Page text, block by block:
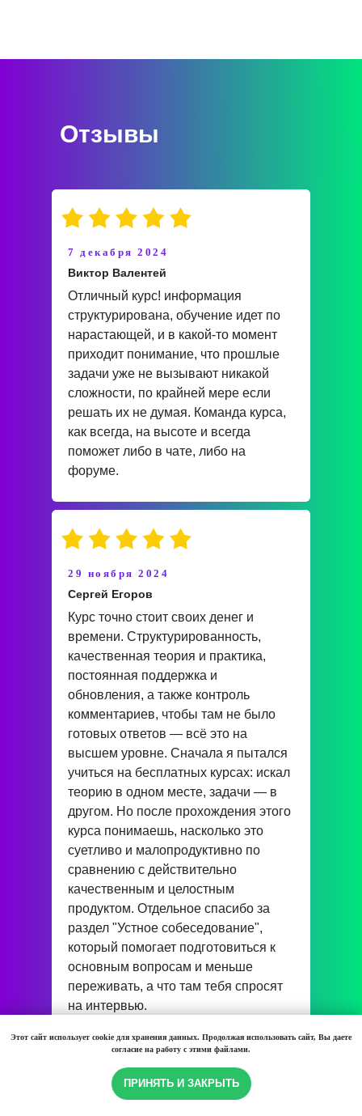
Отзывы
7 декабря 2024
Виктор Валентей
Отличный курс! информация
структурирована, обучение идет по
нарастающей, и в какой-то момент
приходит понимание, что прошлые
задачи уже не вызывают никакой
сложности, по крайней мере если
решать их не думая. Команда курса,
как всегда, на высоте и всегда
поможет либо в чате, либо на
форуме.
29 ноября 2024
Сергей Егоров
Курс точно стоит своих денег и
времени. Структурированность,
качественная теория и практика,
постоянная поддержка и
обновления, а также контроль
комментариев, чтобы там не было
готовых ответов — всё это на
высшем уровне. Сначала я пытался
учиться на бесплатных курсах: искал
теорию в одном месте, задачи — в
другом. Но после прохождения этого
курса понимаешь, насколько это
суетливо и малопродуктивно по
сравнению с действительно
качественным и целостным
продуктом. Отдельное спасибо за
раздел "Устное собеседование",
который помогает подготовиться к
основным вопросам и меньше
переживать, а что там тебя спросят
на интервью.
Этот сайт использует cookie для хранения данных. Продолжая использовать сайт, Вы даете
согласие на работу с этими файлами.
ПРИНЯТЬ И ЗАКРЫТЬ